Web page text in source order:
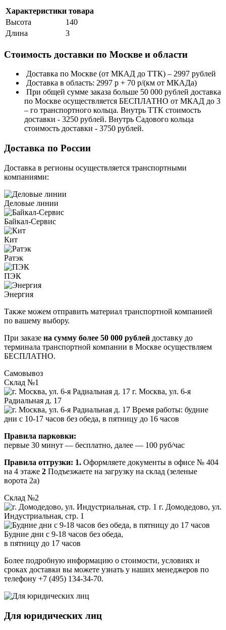
Характеристики товара
Высота
140
Длина
3
Стоимость доставки по Москве и области
Доставка по Москве (от МКАД до ТТК) – 2997 рублей
Доставка в область: 2997 р + 70 р/(км от МКАДа)
При общей сумме заказа больше 50 000 рублей доставка
по Москве осуществляется БЕСПЛАТНО от МКАД до 3
– го транспортного кольца. Внутрь ТТК стоимость
доставки - 3250 рублей. Внутрь Садового кольца
стоимость доставки - 3750 рублей.
Доставка по России
Доставка в регионы осуществляется транспортными
компаниями:
Деловые линии
Байкал-Сервис
Кит
Ратэк
ПЭК
Энергия
Также можем отправить материал транспортной компанией
по вашему выбору.
При заказе на сумму более 50 000 рублей доставку до
терминала транспортной компании в Москве осуществляем
БЕСПЛАТНО.
Самовывоз
Склад №1
г. Москва, ул. 6-я
Радиальная д. 17
Время работы: будние
дни с 10-17 часов без обеда, в пятницу до 16 часов
Правила парковки:
первые 30 минут — бесплатно, далее — 100 руб/час
Правила отгрузки: 1. Оформляете документы в офисе № 404
на 4 этаже 2 Подъезжаете на загрузку на склад (зеленые
ворота 2а)
Склад №2
г. Домодедово, ул.
Индустриальная, стр. 1
Будние дни с 9-18 часов без обеда,
в пятницу до 17 часов
Более подробную информацию о стоимости, условиях и
сроках доставки вы можете узнать у наших менеджеров по
телефону +7 (495) 134-34-70.
Для юридических лиц